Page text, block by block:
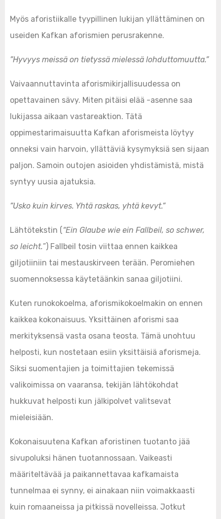
Myös aforistiikalle tyypillinen lukijan yllättäminen on
useiden Kafkan aforismien perusrakenne.
”Hyvyys meissä on tietyssä mielessä lohduttomuutta.”
Vaivaannuttavinta aforismikirjallisuudessa on
opettavainen sävy. Miten pitäisi elää -asenne saa
lukijassa aikaan vastareaktion. Tätä
oppimestarimaisuutta Kafkan aforismeista löytyy
onneksi vain harvoin, yllättäviä kysymyksiä sen sijaan
paljon. Samoin outojen asioiden yhdistämistä, mistä
syntyy uusia ajatuksia.
”Usko kuin kirves. Yhtä raskas, yhtä kevyt.”
Lähtötekstin (“Ein Glaube wie ein Fallbeil, so schwer,
so leicht.”) Fallbeil tosin viittaa ennen kaikkea
giljotiiniin tai mestauskirveen terään. Peromiehen
suomennoksessa käytetäänkin sanaa giljotiini.
Kuten runokokoelma, aforismikokoelmakin on ennen
kaikkea kokonaisuus. Yksittäinen aforismi saa
merkityksensä vasta osana teosta. Tämä unohtuu
helposti, kun nostetaan esiin yksittäisiä aforismeja.
Siksi suomentajien ja toimittajien tekemissä
valikoimissa on vaaransa, tekijän lähtökohdat
hukkuvat helposti kun jälkipolvet valitsevat
mieleisiään.
Kokonaisuutena Kafkan aforistinen tuotanto jää
sivupoluksi hänen tuotannossaan. Vaikeasti
määriteltävää ja paikannettavaa kafkamaista
tunnelmaa ei synny, ei ainakaan niin voimakkaasti
kuin romaaneissa ja pitkissä novelleissa. Jotkut